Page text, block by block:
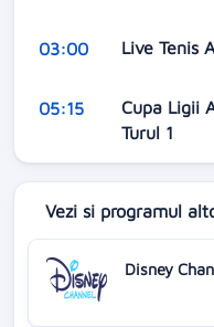
03:00 Live Tenis
05:15
Cupa Ligii
Turul 1
Vezi si programul
Disney